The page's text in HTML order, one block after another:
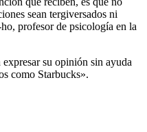
sean tergiversados ​​ni
profesor de psicología en la
su opinión sin ayuda
como Starbucks».